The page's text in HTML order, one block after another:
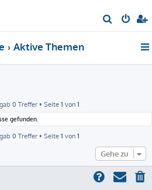
u
Aktive Themen
0 Treffer • Seite 1 von 1
gefunden.
0 Treffer • Seite 1 von 1
Gehe zu